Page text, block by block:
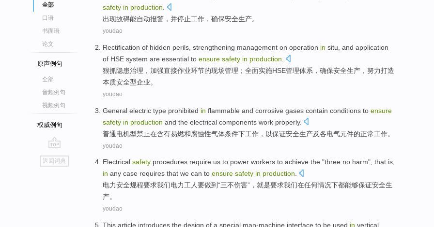
全部
口语
书面语
论文
原声例句
全部
音频例句
视频例句
权威例句
go
top
返回词典
safety in production
出现故碍能自动报警 ， 并停止工作 ， 确保安全生产。
youdao
Rectification of hidden perils strengthening management on operation in situ , and application
of HSE system are essential to ensure safety in production
狠抓隐患治理， 加强直接作业环节的现场管理 ；全面实施HSE管理体系 ， 确保安全生产，努力打造
本质安全型企业。
youdao
General electric type prohibited in flammable and corrosive gases contain conditions to ensure
safety in production and the electrical components work properly.
普通电机型禁止在含有易燃和腐蚀性气体条件下工作 ， 以保证安全生产及各电气元件的正常工作。
youdao
Electrical safety procedures require us to power workers to achieve the "three no harm", that is,
in any case requires that we can to ensure safety in production.
电力安全规程要求我们电力工人要做到“三不伤害”， 就是要求我们在任何情况下都能够保证安全生
产。
youdao
This article introduces the design of a special man-machine interface to be used in vertical